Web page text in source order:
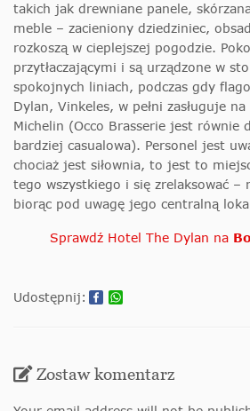
takich jak drewniane panele,
meble – zacieniony dziedziniec,
rozkoszą w cieplejszej pogodzie.
przytłaczającymi i są urządzone w
spokojnych liniach, podczas gdy
Dylan, Vinkeles, w pełni zasługuje
Michelin (Occo Brasserie jest równie
bardziej casualowa). Personel jest
chociaż jest siłownia, to jest to
tego wszystkiego i się zrelaksować –
biorąc pod uwagę jego centralną
Sprawdź Hotel The Dylan na
Udostępnij:
Zostaw komentarz